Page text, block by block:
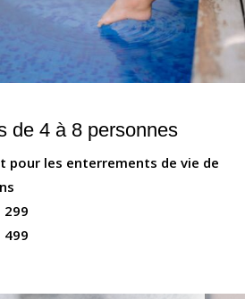
de 4 à 8 personnes
pour les enterrements de vie de
299
499